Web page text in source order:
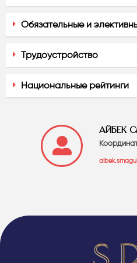
Обязательные и
Трудоустройство
Национальные рейтинги
АЙБЕК